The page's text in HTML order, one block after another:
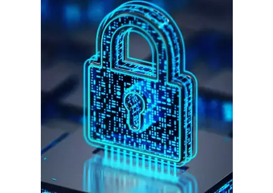
गुरुग्राम साइबर पुलिस ने बीते छह महीने में 18 बैंक कर्मचारियों को किया गिरफ्तार
इन लोगों ने लालच में आकर बैंक खाते खोलकर साइबर ठगों को उपलब्ध कराए